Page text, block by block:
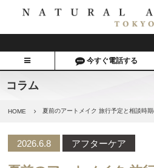
今すぐ電話する
コラム
HOME 夏前のアートメイク 旅行予定と相談時
2026.6.8 アフターケア